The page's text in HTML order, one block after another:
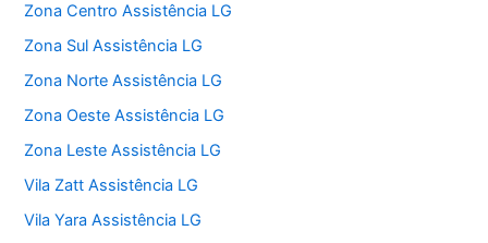
Zona Centro Assistência LG
Zona Sul Assistência LG
Zona Norte Assistência LG
Zona Oeste Assistência LG
Zona Leste Assistência LG
Vila Zatt Assistência LG
Vila Yara Assistência LG